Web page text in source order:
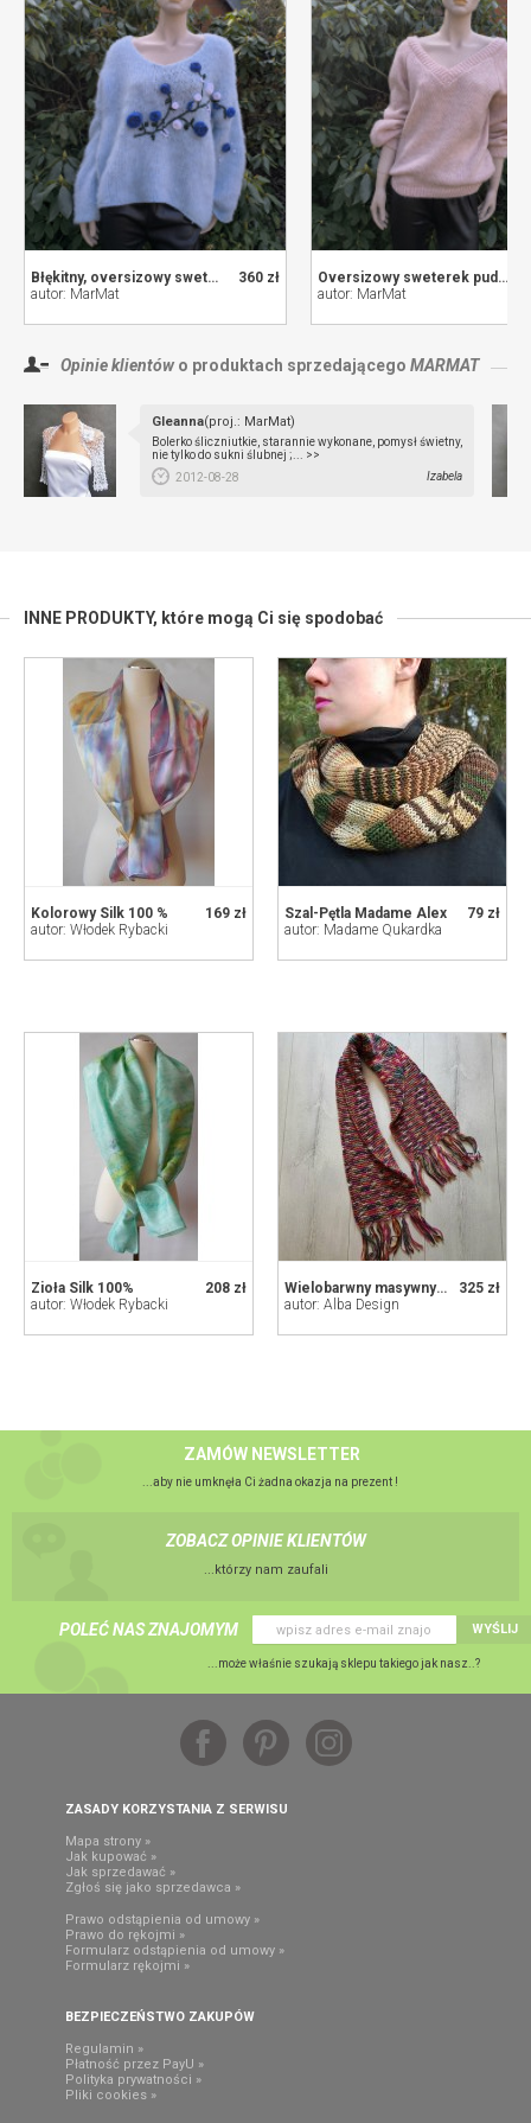
360 zł
Błękitny, oversizowy sweterek z haftowanymi kwiatami.
autor: MarMat
Oversizowy sweterek pudrowy róż.
autor: MarMat
Opinie klientów o produktach sprzedającego MARMAT
Gleanna(proj.: MarMat)
Bolerko śliczniutkie, starannie wykonane, pomysł świetny,
nie tylko do sukni ślubnej ;... >>
2012-08-28
Izabela
INNE PRODUKTY, które mogą Ci się spodobać
169 zł
Kolorowy Silk 100 %
autor: Włodek Rybacki
79 zł
Szal-Pętla Madame Alex
autor: Madame Qukardka
208 zł
Zioła Silk 100%
autor: Włodek Rybacki
325 zł
Wielobarwny masywny szal ręcznie robion
autor: Alba Design
ZAMÓW NEWSLETTER
...aby nie umknęła Ci żadna okazja na prezent !
ZOBACZ OPINIE KLIENTÓW
...którzy nam zaufali
POLEĆ NAS ZNAJOMYM WYŚLIJ
...może właśnie szukają sklepu takiego jak nasz..?
ZASADY KORZYSTANIA Z SERWISU
Mapa strony »
Jak kupować »
Jak sprzedawać »
Zgłoś się jako sprzedawca »
Prawo odstąpienia od umowy »
Prawo do rękojmi »
Formularz odstąpienia od umowy »
Formularz rękojmi »
BEZPIECZEŃSTWO ZAKUPÓW
Regulamin »
Płatność przez PayU »
Polityka prywatności »
Pliki cookies »